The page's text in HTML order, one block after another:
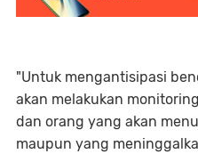
"Untuk mengantisipasi
akan melakukan
dan orang yang akan
maupun yang